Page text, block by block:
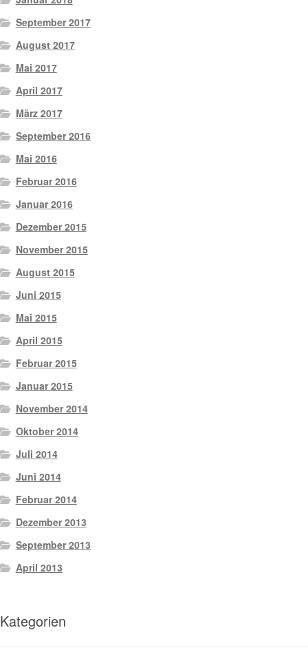
September 2017
August 2017
Mai 2017
April 2017
März 2017
September 2016
Mai 2016
Februar 2016
Januar 2016
Dezember 2015
November 2015
August 2015
Juni 2015
Mai 2015
April 2015
Februar 2015
Januar 2015
November 2014
Oktober 2014
Juli 2014
Juni 2014
Februar 2014
Dezember 2013
September 2013
April 2013
Kategorien